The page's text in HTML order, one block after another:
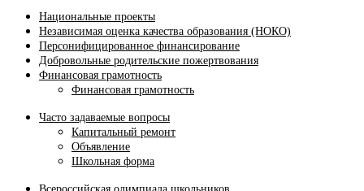
Национальные проекты
Независимая оценка качества образования (НОКО)
Персонифицированное финансирование
Добровольные родительские пожертвования
Финансовая грамотность
Финансовая грамотность
Часто задаваемые вопросы
Капитальный ремонт
Объявление
Школьная форма